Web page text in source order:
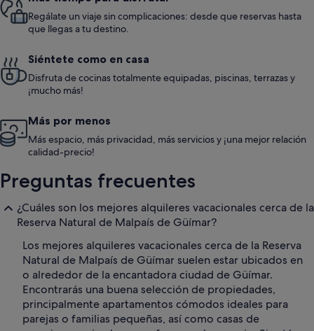
Regálate un viaje sin complicaciones: desde que reservas hasta
que llegas a tu destino.
Siéntete como en casa
Disfruta de cocinas totalmente equipadas, piscinas, terrazas y
¡mucho más!
Más por menos
Más espacio, más privacidad, más servicios y ¡una mejor relación
calidad-precio!
Preguntas frecuentes
¿Cuáles son los mejores alquileres vacacionales cerca de la
Reserva Natural de Malpaís de Güímar?
Los mejores alquileres vacacionales cerca de la Reserva
Natural de Malpaís de Güímar suelen estar ubicados en
o alrededor de la encantadora ciudad de Güímar.
Encontrarás una buena selección de propiedades,
principalmente apartamentos cómodos ideales para
parejas o familias pequeñas, así como casas de